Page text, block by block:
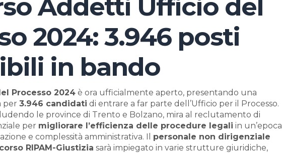
Addetti Ufficio del
2024: 3.946 posti
in bando
Processo 2024 è ora ufficialmente aperto, presentando una
per 3.946 candidati di entrare a far parte dell’Ufficio per il Processo.
le province di Trento e Bolzano, mira al reclutamento di
per migliorare l’efficienza delle procedure legali in un’epoca
e complessità amministrativa. Il personale non dirigenziale
RIPAM-Giustizia sarà impiegato in varie strutture giuridiche,